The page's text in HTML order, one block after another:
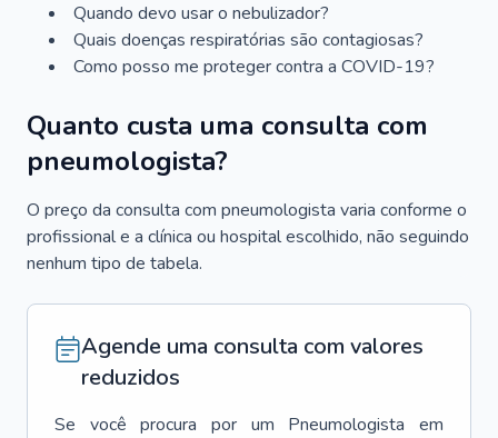
Quando devo usar o nebulizador?
Quais doenças respiratórias são contagiosas?
Como posso me proteger contra a COVID-19?
Quanto custa uma consulta com
pneumologista?
O preço da consulta com pneumologista varia conforme o
profissional e a clínica ou hospital escolhido, não seguindo
nenhum tipo de tabela.
Agende uma consulta com valores
reduzidos
Se você procura por um Pneumologista
em